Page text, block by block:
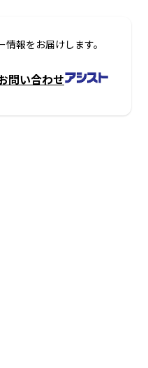
報をお届けします。
問い合わせ